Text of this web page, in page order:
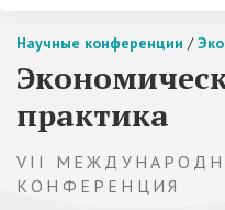
Научные конференции /
практика
VII
КОНФЕРЕНЦИЯ